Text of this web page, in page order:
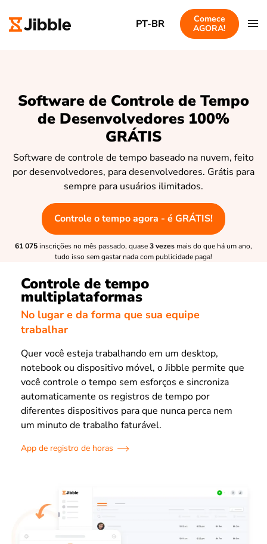
PT-BR
Comece
AGORA!
Software de Controle de Tempo
de Desenvolvedores 100%
GRÁTIS
Software de controle de tempo baseado na nuvem, feito
por desenvolvedores, para desenvolvedores. Grátis para
sempre para usuários ilimitados.
Controle o tempo agora - é GRÁTIS!
61 075inscrições no mês passado, quase3 vezes mais do que há um ano,
tudo isso sem gastar nada com publicidade paga!
Controle de tempo
multiplataformas
No lugar e da forma que sua equipe
trabalhar
Quer você esteja trabalhando em um desktop,
notebook ou dispositivo móvel, o Jibble permite que
você controle o tempo sem esforços e sincroniza
automaticamente os registros de tempo por
diferentes dispositivos para que nunca perca nem
um minuto de trabalho faturável.
App de registro de horas